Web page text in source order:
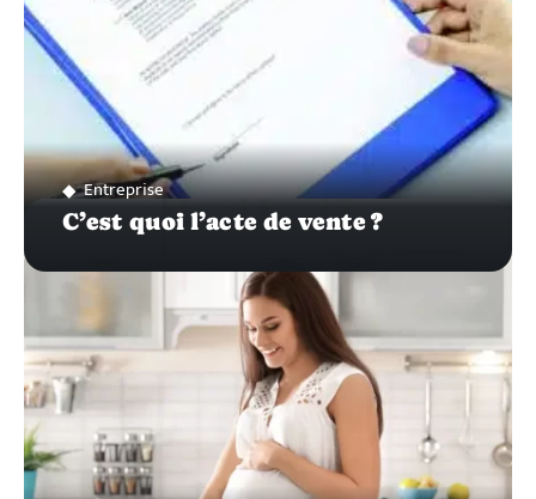
Entreprise
C’est quoi l’acte de vente ?